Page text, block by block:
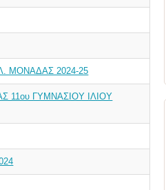
ΜΟΝΑΔΑΣ 2024-25
11ου ΓΥΜΝΑΣΙΟΥ ΙΛΙΟΥ